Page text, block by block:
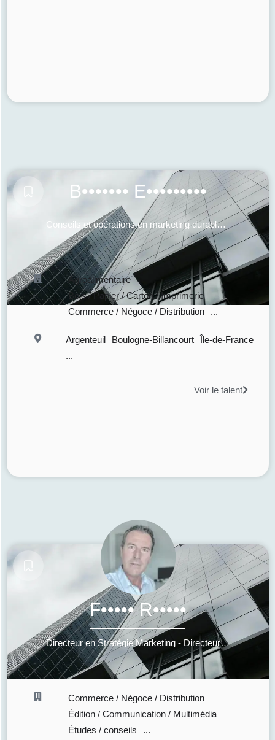
B••••••• E•••••••••
Conseils et opérations en marketing durable et communication responsable
Agroalimentaire
Bois / Papier / Carton / Imprimerie
Commerce / Négoce / Distribution
...
Argenteuil Boulogne-Billancourt
Île-de-France
...
Voir le talent
F••••• R•••••
Directeur en Stratégie Marketing - Directeur Général - Directeur des Opérations - Soutien stratégique aux dirigeants - Co-pilote de votre entreprise
Commerce / Négoce / Distribution
Édition / Communication / Multimédia
Études / conseils
...